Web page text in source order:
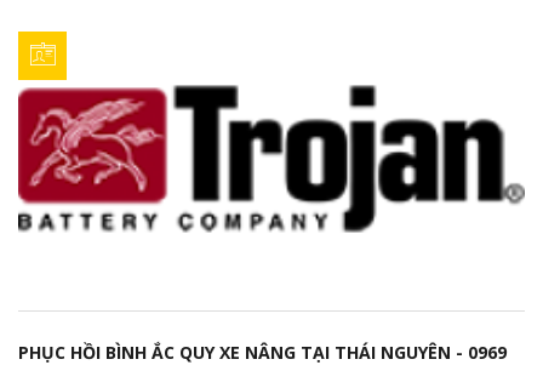
PHỤC HỒI BÌNH ẮC QUY XE NÂNG TẠI THÁI NGUYÊN - 0969